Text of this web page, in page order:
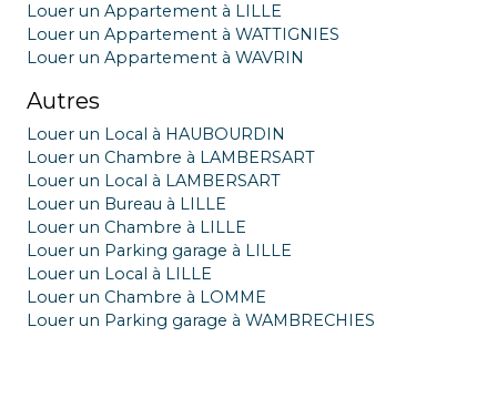
Louer un Appartement à LILLE
Louer un Appartement à WATTIGNIES
Louer un Appartement à WAVRIN
Autres
Louer un Local à HAUBOURDIN
Louer un Chambre à LAMBERSART
Louer un Local à LAMBERSART
Louer un Bureau à LILLE
Louer un Chambre à LILLE
Louer un Parking garage à LILLE
Louer un Local à LILLE
Louer un Chambre à LOMME
Louer un Parking garage à WAMBRECHIES